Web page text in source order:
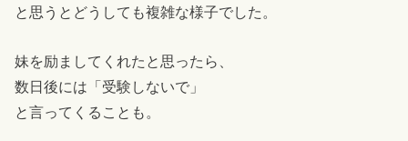
と思うとどうしても複雑な様子でした。
妹を励ましてくれたと思ったら、
数日後には「受験しないで」
と言ってくることも。